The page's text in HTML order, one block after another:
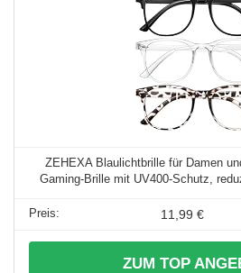
ZEHEXA Blaulichtbrille für Damen
Gaming-Brille mit UV400-Schutz,
11,99 €
ZUM TOP